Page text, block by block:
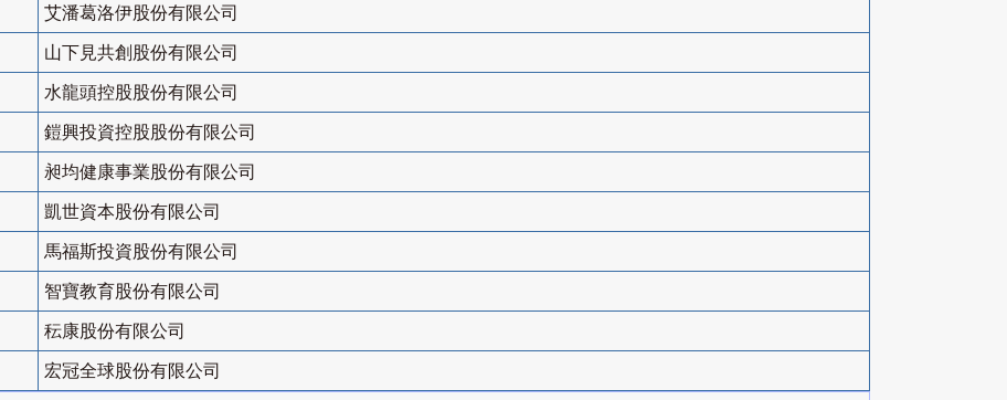
艾潘葛洛伊股份有限公司
山下見共創股份有限公司
水龍頭控股股份有限公司
鎧興投資控股股份有限公司
昶均健康事業股份有限公司
凱世資本股份有限公司
馬福斯投資股份有限公司
智寶教育股份有限公司
秐康股份有限公司
宏冠全球股份有限公司